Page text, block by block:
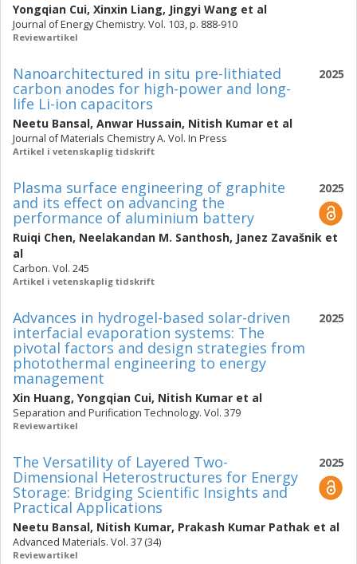
Yongqian Cui, Xinxin Liang, Jingyi Wang et al
Journal of Energy Chemistry. Vol. 103, p. 888-910
Reviewartikel
2025
Nanoarchitectured in situ pre-lithiated
carbon anodes for high-power and long-
life Li-ion capacitors
Neetu Bansal, Anwar Hussain, Nitish Kumar et al
Journal of Materials Chemistry A. Vol. In Press
Artikel i vetenskaplig tidskrift
2025
Plasma surface engineering of graphite
and its effect on advancing the
performance of aluminium battery
Ruiqi Chen, Neelakandan M. Santhosh, Janez Zavašnik et
al
Carbon. Vol. 245
Artikel i vetenskaplig tidskrift
2025
Advances in hydrogel-based solar-driven
interfacial evaporation systems: The
pivotal factors and design strategies from
photothermal engineering to energy
management
Xin Huang, Yongqian Cui, Nitish Kumar et al
Separation and Purification Technology. Vol. 379
Reviewartikel
2025
The Versatility of Layered Two-
Dimensional Heterostructures for Energy
Storage: Bridging Scientific Insights and
Practical Applications
Neetu Bansal, Nitish Kumar, Prakash Kumar Pathak et al
Advanced Materials. Vol. 37 (34)
Reviewartikel